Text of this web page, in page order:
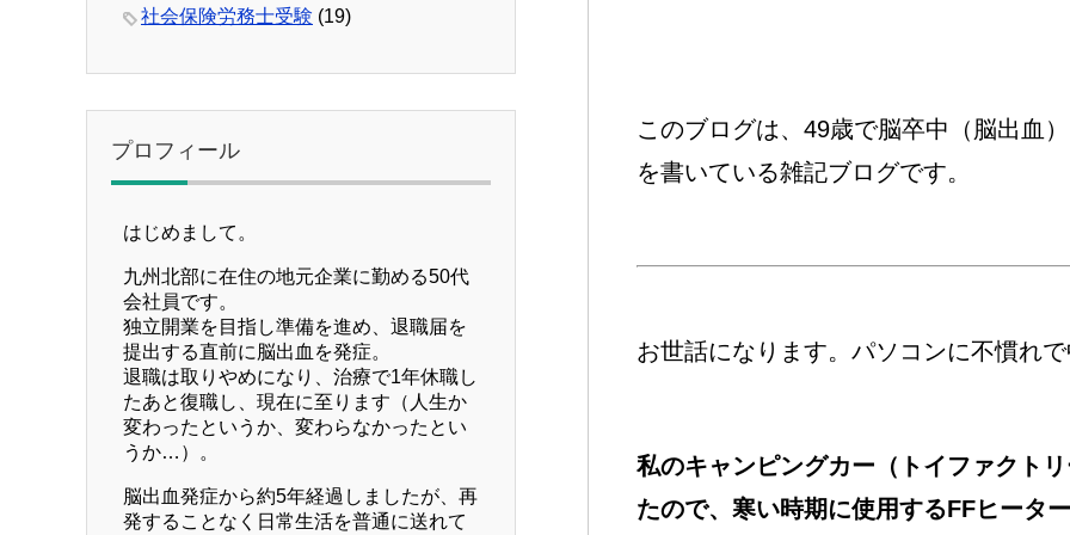
このブログは、49歳で脳卒中（脳出血
を書いている雑記ブログです。
お世話になります。パソコンに不慣れ
私のキャンピングカー（トイファクト
たので、寒い時期に使用するFFヒータ
社会保険労務士受験 (19)
プロフィール
はじめまして。
九州北部に在住の地元企業に勤める50代
会社員です。
独立開業を目指し準備を進め、退職届を
提出する直前に脳出血を発症。
退職は取りやめになり、治療で1年休職し
たあと復職し、現在に至ります（人生か
変わったというか、変わらなかったとい
うか…）。
脳出血発症から約5年経過しましたが、再
発することなく日常生活を普通に送れて